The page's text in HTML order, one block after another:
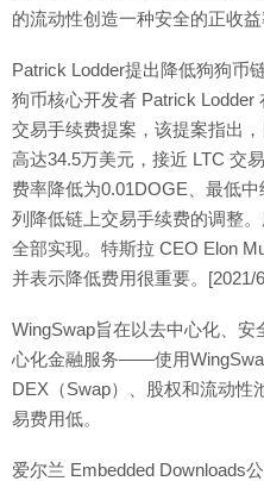
的流动性创造一种安全的正收益
Patrick Lodder提出降低狗狗币
狗币核心开发者 Patrick Lodder
交易手续费提案，该提案指出
高达34.5万美元，接近 LTC 交
费率降低为0.01DOGE、最低
列降低链上交易手续费的调整
全部实现。特斯拉 CEO Elon
并表示降低费用很重要。[2021/
WingSwap旨在以去中心化、
心化金融服务——使用
DEX（Swap）、股权和流动性
易费用低。
爱尔兰 Embedded Downloads